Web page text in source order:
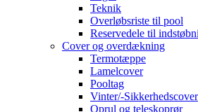
Teknik
Overløbsriste til pool
Reservedele til
Cover og overdækning
Termotæppe
Lamelcover
Pooltag
Vinter/-Sikkerhedscover
Oprul og teleskoprør